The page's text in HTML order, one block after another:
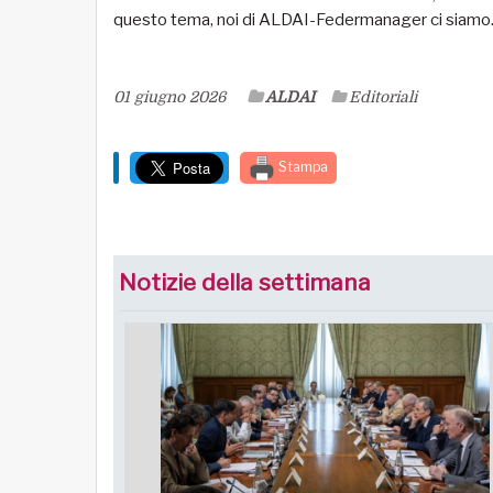
questo tema, noi di ALDAI-Federmanager ci siamo.
01 giugno 2026 ALDAI Editoriali
Stampa
Notizie della settimana